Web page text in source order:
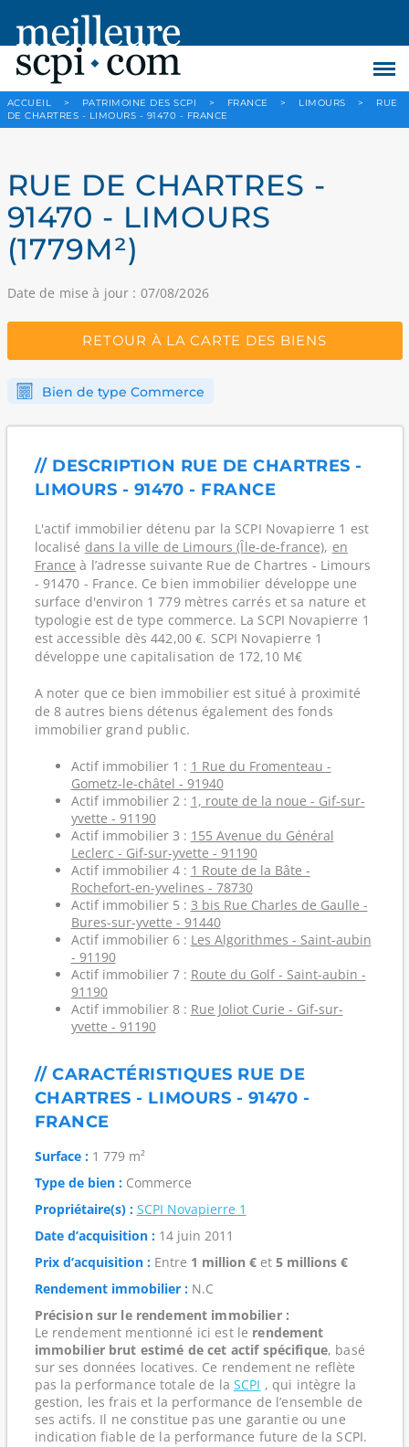
ACCUEIL > PATRIMOINE DES SCPI > FRANCE > LIMOURS >
RUE
DE CHARTRES - LIMOURS - 91470 - FRANCE
RUE DE CHARTRES -
91470 - LIMOURS
(1779M²)
Date de mise à jour : 07/08/2026
RETOUR À LA CARTE DES BIENS
Bien de type Commerce
// DESCRIPTION RUE DE CHARTRES -
LIMOURS - 91470 - FRANCE
L'actif immobilier détenu par la SCPI Novapierre 1 est
localisé dans la ville de Limours (Île-de-france), en
France à l’adresse suivante Rue de Chartres - Limours
- 91470 - France. Ce bien immobilier développe une
surface d'environ 1 779 mètres carrés et sa nature et
typologie est de type commerce. La SCPI Novapierre 1
est accessible dès 442,00 €. SCPI Novapierre 1
développe une capitalisation de 172,10 M€
A noter que ce bien immobilier est situé à proximité
de 8 autres biens détenus également des fonds
immobilier grand public.
Actif immobilier 1 : 1 Rue du Fromenteau -
Gometz-le-châtel - 91940
Actif immobilier 2 : 1, route de la noue - Gif-sur-
yvette - 91190
Actif immobilier 3 : 155 Avenue du Général
Leclerc - Gif-sur-yvette - 91190
Actif immobilier 4 : 1 Route de la Bâte -
Rochefort-en-yvelines - 78730
Actif immobilier 5 : 3 bis Rue Charles de Gaulle -
Bures-sur-yvette - 91440
Actif immobilier 6 : Les Algorithmes - Saint-aubin
- 91190
Actif immobilier 7 : Route du Golf - Saint-aubin -
91190
Actif immobilier 8 : Rue Joliot Curie - Gif-sur-
yvette - 91190
// CARACTÉRISTIQUES RUE DE
CHARTRES - LIMOURS - 91470 -
FRANCE
Surface :1 779 m²
Type de bien :Commerce
Propriétaire(s) : SCPI Novapierre 1
Date d’acquisition :14 juin 2011
Prix d’acquisition :Entre 1 million €et 5 millions €
Rendement immobilier :N.C
Précision sur le rendement immobilier :
Le rendement mentionné ici est le rendement
immobilier brut estimé de cet actif spécifique, basé
sur ses données locatives. Ce rendement ne reflète
pas la performance totale de la SCPI , qui intègre la
gestion, les frais et la performance de l’ensemble de
ses actifs. Il ne constitue pas une garantie ou une
indication fiable de la performance future de la SCPI.